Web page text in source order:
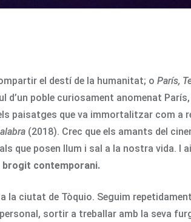
el destí de la humanitat; o París,
d’un poble curiosament anomenat París,
paisatges que va immortalitzar com a
(2018). Crec que els amants del
que posen llum i sal a la nostra vida. I
brogit contemporani.
la ciutat de Tòquio. Seguim repetidament
sortir a treballar amb la seva